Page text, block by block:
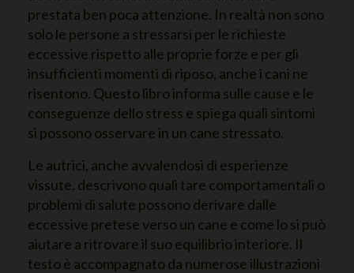
prestata ben poca attenzione. In realtà non sono
solo le persone a stressarsi per le richieste
eccessive rispetto alle proprie forze e per gli
insufficienti momenti di riposo, anche i cani ne
risentono. Questo libro informa sulle cause e le
conseguenze dello stress e spiega quali sintomi
si possono osservare in un cane stressato.
Le autrici, anche avvalendosi di esperienze
vissute, descrivono quali tare comportamentali o
problemi di salute possono derivare dalle
eccessive pretese verso un cane e come lo si può
aiutare a ritrovare il suo equilibrio interiore. Il
testo è accompagnato da numerose illustrazioni